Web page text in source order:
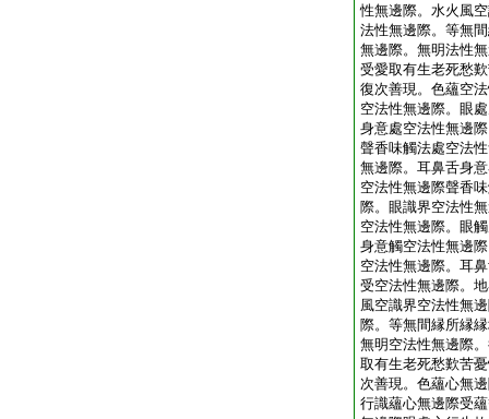
性無邊際。水火風
法性無邊際。等無
無邊際。無明法性
受愛取有生老死愁
復次善現。色蘊空
空法性無邊際。眼
身意處空法性無邊
聲香味觸法處空法
無邊際。耳鼻舌身
空法性無邊際聲香
際。眼識界空法性
空法性無邊際。眼
身意觸空法性無邊
空法性無邊際。耳
受空法性無邊際。
風空識界空法性無
際。等無間縁所縁
無明空法性無邊際
取有生老死愁歎苦
次善現。色蘊心無
行識蘊心無邊際受